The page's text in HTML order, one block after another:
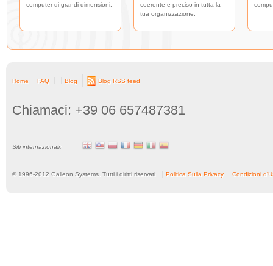
computer di grandi dimensioni.
coerente e preciso in tutta la
tua organizzazione.
Home FAQ Blog Blog RSS feed
Chiamaci: +39 06 657487381
Siti internazionali:
© 1996-2012 Galleon Systems. Tutti i diritti riservati. Politica Sulla Privacy Condizioni